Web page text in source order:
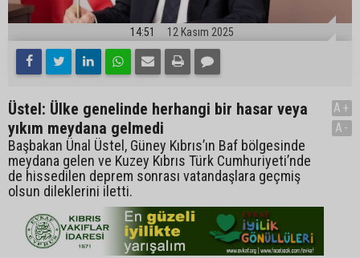
14:51 12 Kasım 2025
Üstel: Ülke genelinde herhangi bir hasar veya
yıkım meydana gelmedi
Başbakan Ünal Üstel, Güney Kıbrıs’ın Baf bölgesinde
meydana gelen ve Kuzey Kıbrıs Türk Cumhuriyeti’nde
de hissedilen deprem sonrası vatandaşlara geçmiş
olsun dileklerini iletti.
A+
A-